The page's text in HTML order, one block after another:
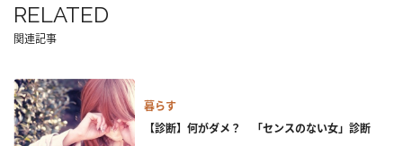
RELATED
関連記事
暮らす
【診断】何がダメ？ 「センスのない女」診断